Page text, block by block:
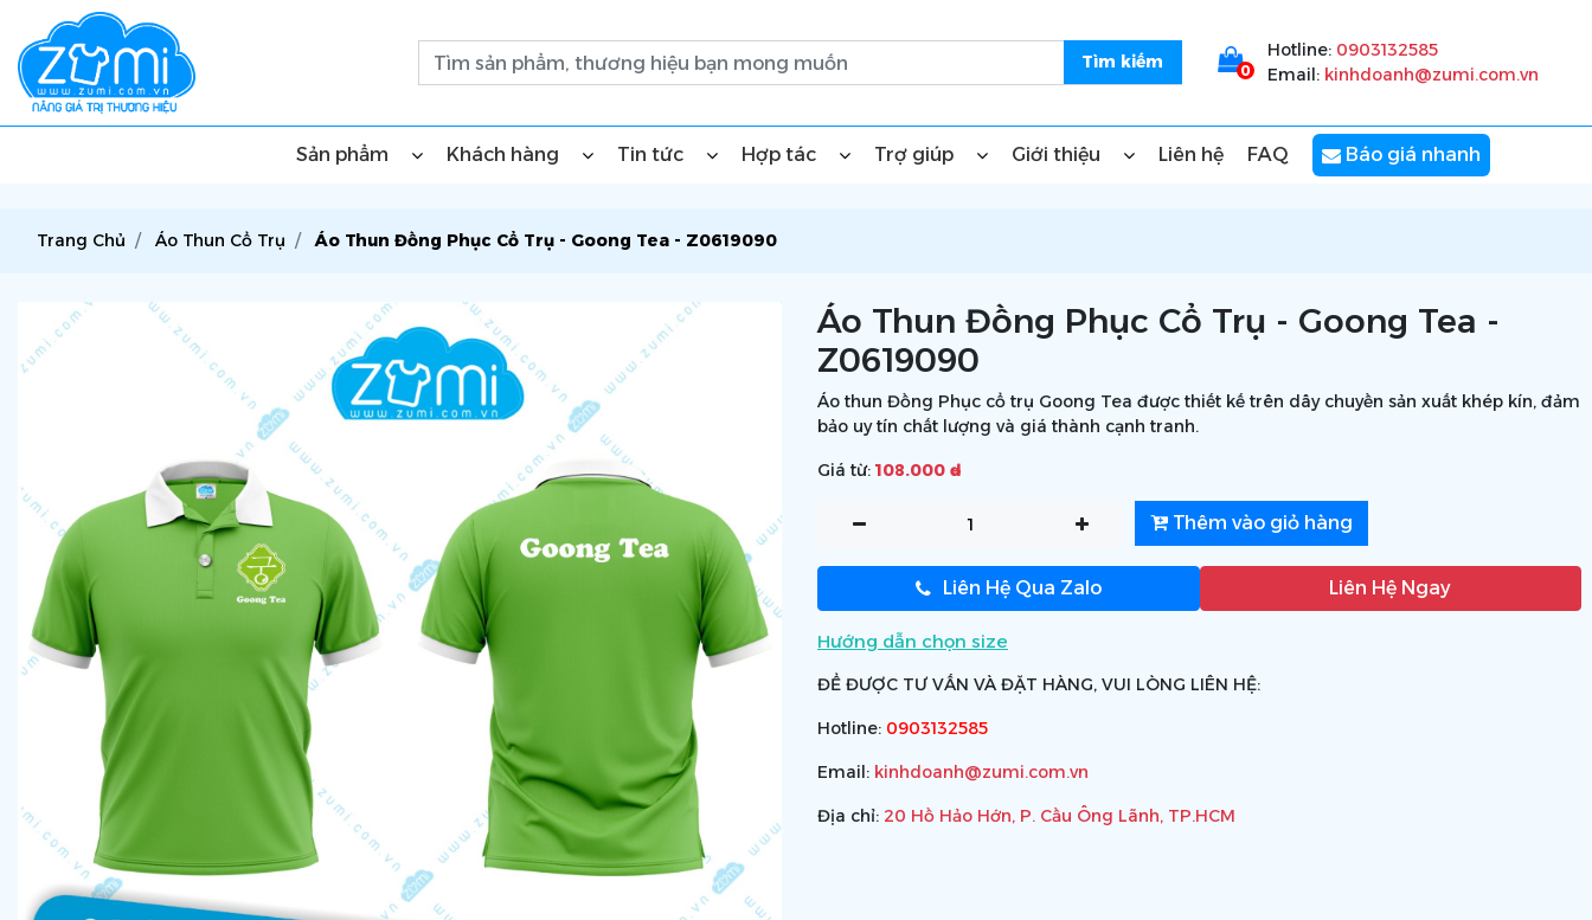
0
Hotline: 0903132585
Email: kinhdoanh@zumi.com.vn
Sản phẩm Khách hàng Tin tức Hợp tác Trợ giúp Giới thiệu Liên hệ FAQ Báo giá nhanh
Trang Chủ Áo Thun Cổ Trụ Áo Thun Đồng Phục Cổ Trụ - Goong Tea - Z0619090
Áo Thun Đồng Phục Cổ Trụ - Goong Tea -
Z0619090
Áo thun Đồng Phục cổ trụ Goong Tea được thiết kế trên dây chuyền sản xuất khép kín, đảm
bảo uy tín chất lượng và giá thành cạnh tranh.
Giá từ: 108.000 ₫
Thêm vào giỏ hàng
Liên Hệ Qua Zalo Liên Hệ Ngay
Hướng dẫn chọn size
ĐỂ ĐƯỢC TƯ VẤN VÀ ĐẶT HÀNG, VUI LÒNG LIÊN HỆ:
Hotline: 0903132585
Email: kinhdoanh@zumi.com.vn
Địa chỉ: 20 Hồ Hảo Hớn, P. Cầu Ông Lãnh, TP.HCM